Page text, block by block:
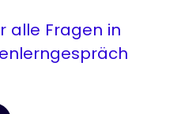
alle Fragen in